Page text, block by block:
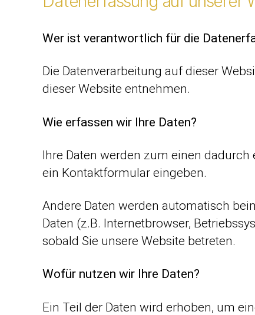
Wer ist verantwortlich für die
Die Datenverarbeitung auf dieser
dieser Website entnehmen.
Wie erfassen wir Ihre Daten?
Ihre Daten werden zum einen dadurch
ein Kontaktformular eingeben.
Andere Daten werden automatisch
Daten (z.B. Internetbrowser,
sobald Sie unsere Website betreten.
Wofür nutzen wir Ihre Daten?
Ein Teil der Daten wird erhoben, um